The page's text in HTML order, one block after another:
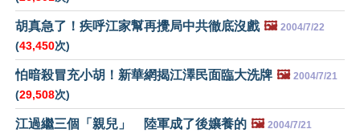
胡真急了！疾呼江家幫再攪局中共徹底沒戲 🖼️ 2004/7/22
(43,450次)
怕暗殺冒充小胡！新華網揭江澤民面臨大洗牌 🖼️ 2004/7/21
(29,508次)
江過繼三個「親兒」 陸軍成了後孃養的 🖼️ 2004/7/21